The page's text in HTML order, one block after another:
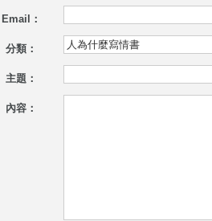
Email：
分類：
主題：
內容：